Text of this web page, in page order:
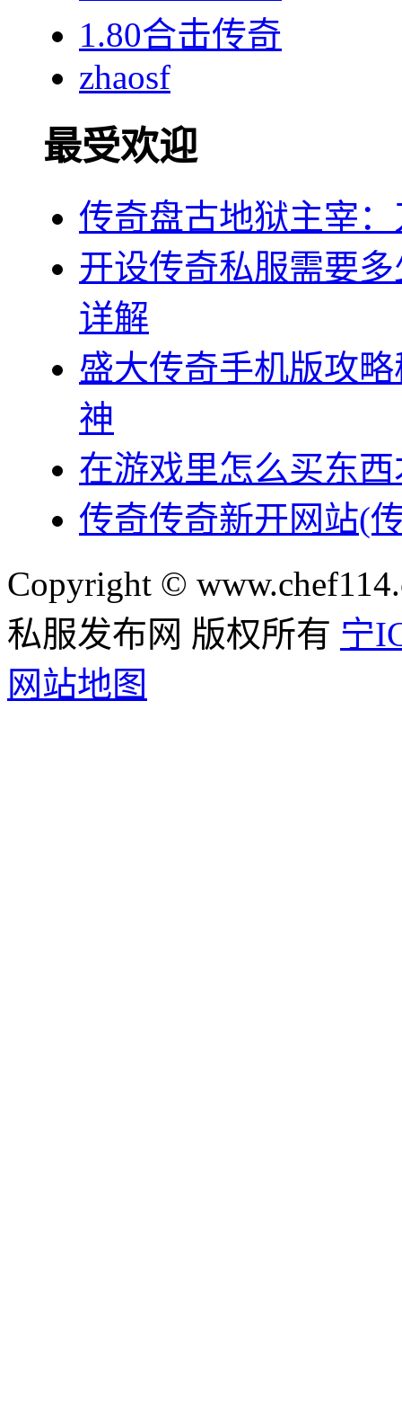
1.80合击传奇
zhaosf
最受欢迎
传奇盘古地狱主宰
开设传奇私服需要
详解
盛大传奇手机版攻
神
在游戏里怎么买东
传奇传奇新开网站(
Copyright ©
私服发布网 版权所有 宁
网站地图